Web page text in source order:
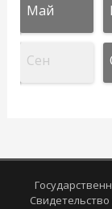
Май
Сен